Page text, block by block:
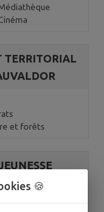
TERRITORIAL
et forêts
🍪